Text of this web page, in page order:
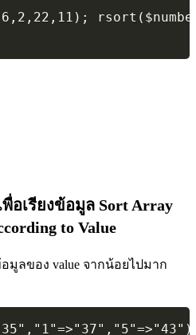
อเรียงข้อมูล Sort Array
to Value
มูลของ value จากน้อยไปมาก